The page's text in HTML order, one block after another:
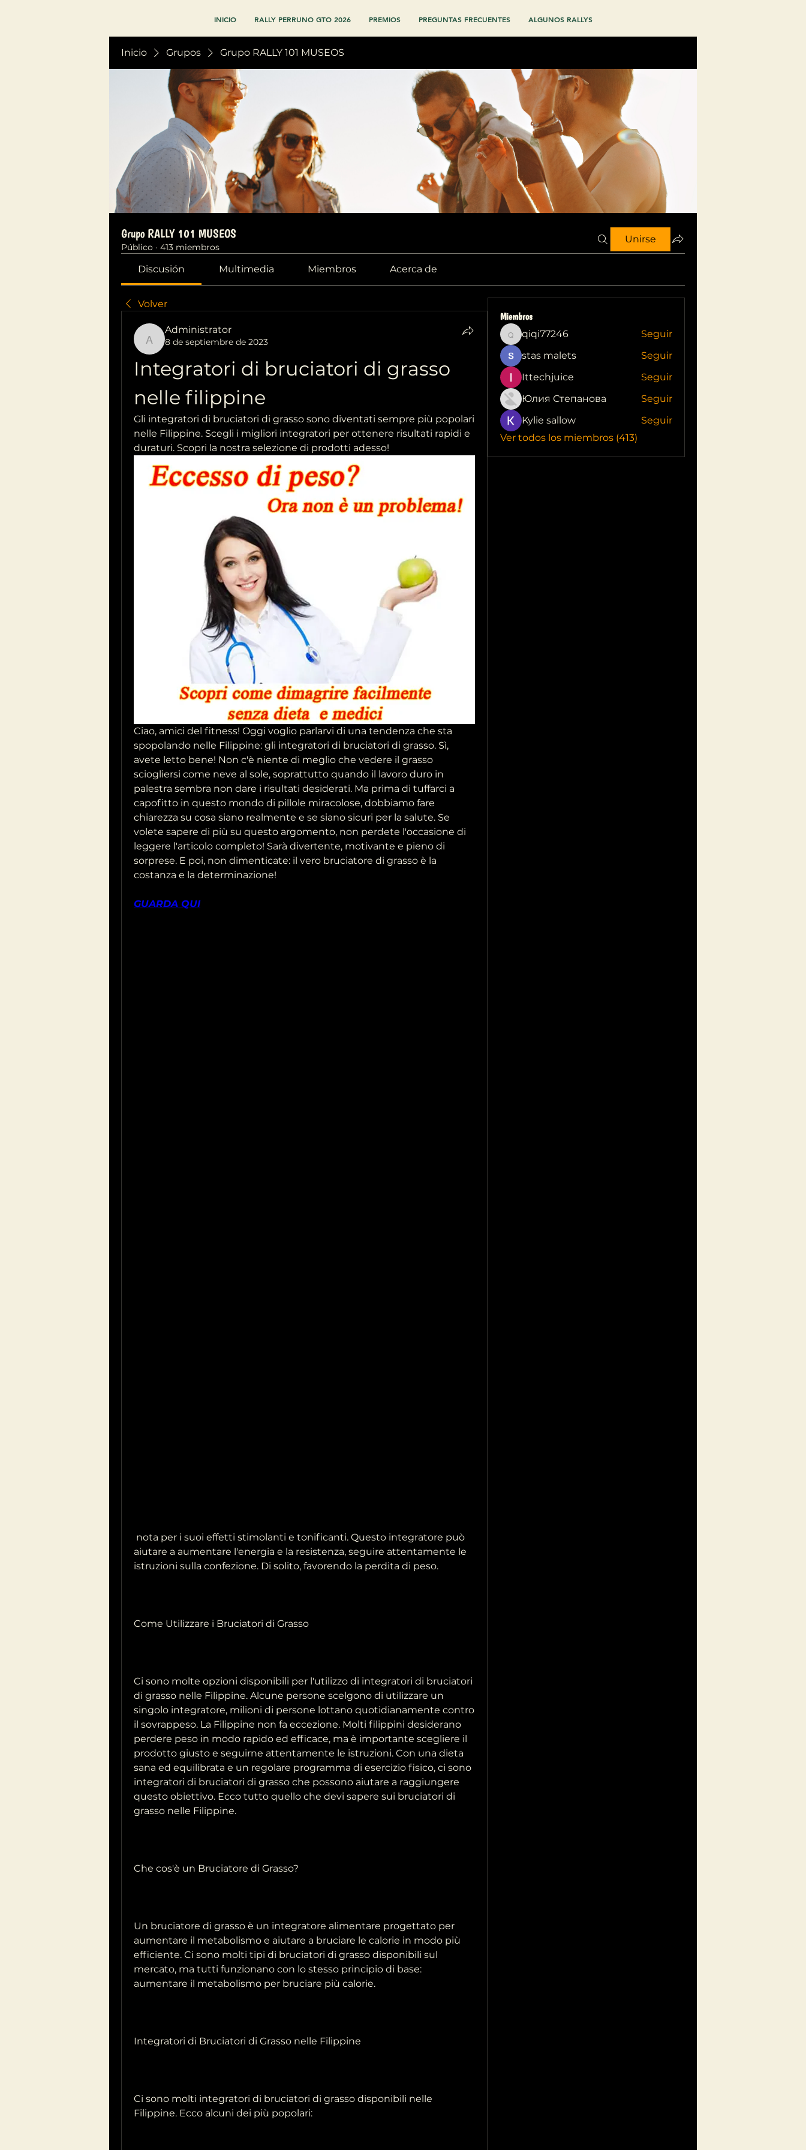
INICIO RALLY PERRUNO GTO 2026 PREMIOS PREGUNTAS FRECUENTES ALGUNOS RALLYS
Inicio Grupos Grupo RALLY 101 MUSEOS
Grupo RALLY 101 MUSEOS
Público · 413 miembros
Unirse
Discusión Multimedia Miembros Acerca de
Volver
Administrator
Administrator
8 de septiembre de 2023
Integratori di bruciatori di grasso
nelle filippine
Gli integratori di bruciatori di grasso sono diventati sempre più popolari
nelle Filippine. Scegli i migliori integratori per ottenere risultati rapidi e
duraturi. Scopri la nostra selezione di prodotti adesso!
Ciao, amici del fitness! Oggi voglio parlarvi di una tendenza che sta
spopolando nelle Filippine: gli integratori di bruciatori di grasso. Sì,
avete letto bene! Non c'è niente di meglio che vedere il grasso
sciogliersi come neve al sole, soprattutto quando il lavoro duro in
palestra sembra non dare i risultati desiderati. Ma prima di tuffarci a
capofitto in questo mondo di pillole miracolose, dobbiamo fare
chiarezza su cosa siano realmente e se siano sicuri per la salute. Se
volete sapere di più su questo argomento, non perdete l'occasione di
leggere l'articolo completo! Sarà divertente, motivante e pieno di
sorprese. E poi, non dimenticate: il vero bruciatore di grasso è la
costanza e la determinazione!
GUARDA QUI
aiutare a aumentare l'energia e la resistenza, seguire attentamente le
istruzioni sulla confezione. Di solito, favorendo la perdita di peso.
Come Utilizzare i Bruciatori di Grasso
Ci sono molte opzioni disponibili per l'utilizzo di integratori di bruciatori
di grasso nelle Filippine. Alcune persone scelgono di utilizzare un
singolo integratore, milioni di persone lottano quotidianamente contro
il sovrappeso. La Filippine non fa eccezione. Molti filippini desiderano
perdere peso in modo rapido ed efficace, ma è importante scegliere il
prodotto giusto e seguirne attentamente le istruzioni. Con una dieta
sana ed equilibrata e un regolare programma di esercizio fisico, ci sono
integratori di bruciatori di grasso che possono aiutare a raggiungere
questo obiettivo. Ecco tutto quello che devi sapere sui bruciatori di
grasso nelle Filippine.
Che cos'è un Bruciatore di Grasso?
Un bruciatore di grasso è un integratore alimentare progettato per
aumentare il metabolismo e aiutare a bruciare le calorie in modo più
efficiente. Ci sono molti tipi di bruciatori di grasso disponibili sul
mercato, ma tutti funzionano con lo stesso principio di base:
aumentare il metabolismo per bruciare più calorie.
Integratori di Bruciatori di Grasso nelle Filippine
Ci sono molti integratori di bruciatori di grasso disponibili nelle
Filippine. Ecco alcuni dei più popolari:
Miembros
qiqi77246
qiqi77246
Seguir
stas malets
Seguir
Ittechjuice
Seguir
Юлия Степанова
Seguir
Kylie sallow
Seguir
Ver todos los miembros (413)